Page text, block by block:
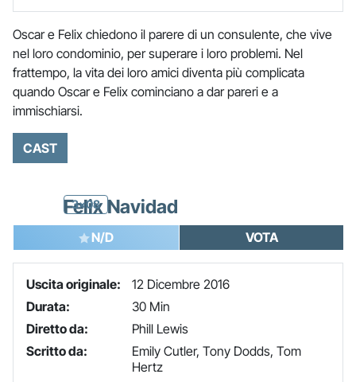
Oscar e Felix chiedono il parere di un consulente, che vive
nel loro condominio, per superare i loro problemi. Nel
frattempo, la vita dei loro amici diventa più complicata
quando Oscar e Felix cominciano a dar pareri e a
immischiarsi.
CAST
3x08
Felix Navidad
N/D VOTA
Uscita originale:
12 Dicembre 2016
Durata:
30 Min
Diretto da:
Phill Lewis
Scritto da:
Emily Cutler, Tony Dodds, Tom
Hertz